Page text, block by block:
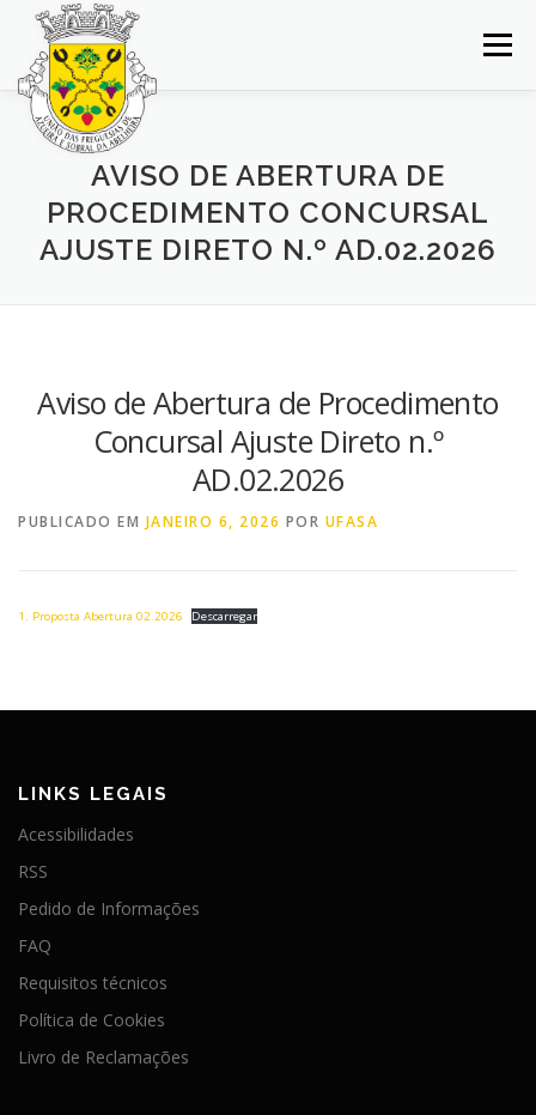
Saltar
conteúdo
Menu
INÍCIO JUNTA DE FREGUESIA
BALCÃO VIRTUAL NOTÍCIAS MAPA
AVISO DE ABERTURA DE
PROCEDIMENTO CONCURSAL
AJUSTE DIRETO N.º AD.02.2026
Aviso de Abertura de Procedimento
Concursal Ajuste Direto n.º
AD.02.2026
PUBLICADO EM JANEIRO 6, 2026 POR UFASA
1. Proposta Abertura 02.2026 Descarregar
LINKS LEGAIS
Acessibilidades
RSS
Pedido de Informações
FAQ
Requisitos técnicos
Política de Cookies
Livro de Reclamações